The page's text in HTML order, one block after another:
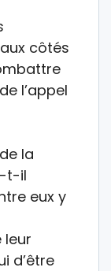
côtés
l’appel
la
t-il
eux y
leur
d’être